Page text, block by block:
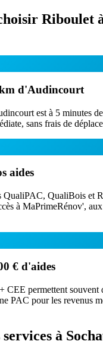
Riboulet
d'Audincourt
est à 5 minutes
sans frais de
aides
QualiPAC, QualiBois et
à MaPrimeRénov',
€ d'aides
CEE permettent souvent
PAC pour les revenus
à